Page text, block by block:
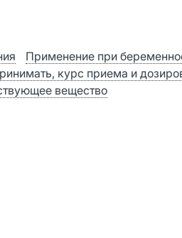
Применение при
курс приема и
вещество